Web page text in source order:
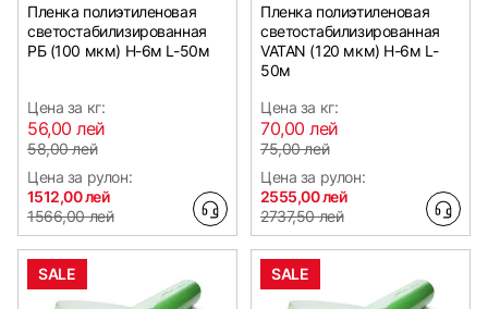
Пленка полиэтиленовая
светостабилизированная
РБ (100 мкм) Н-6м L-50м
Цена за кг:
56,00 лей
58,00 лей
Цена за рулон:
1512,00 лей
1566,00 лей
Пленка полиэтиленовая
светостабилизированная
VATAN (120 мкм) Н-6м L-
50м
Цена за кг:
70,00 лей
75,00 лей
Цена за рулон:
2555,00 лей
2737,50 лей
SALE SALE